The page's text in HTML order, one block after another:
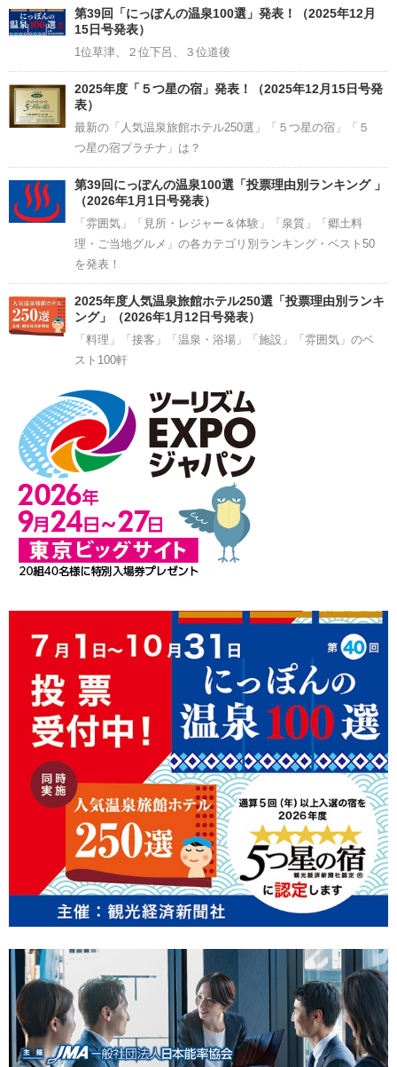
Channel
第39回「にっぽんの温泉100選」発表！（2025年12月
15日号発表）
1位草津、２位下呂、３位道後
2025年度「５つ星の宿」発表！（2025年12月15日号発
表）
最新の「人気温泉旅館ホテル250選」「５つ星の宿」「５
つ星の宿プラチナ」は？
第39回にっぽんの温泉100選「投票理由別ランキング 」
（2026年1月1日号発表）
「雰囲気」「見所・レジャー＆体験」「泉質」「郷土料
理・ご当地グルメ」の各カテゴリ別ランキング・ベスト50
を発表！
2025年度人気温泉旅館ホテル250選「投票理由別ランキ
ング」（2026年1月12日号発表）
「料理」「接客」「温泉・浴場」「施設」「雰囲気」のベ
スト100軒